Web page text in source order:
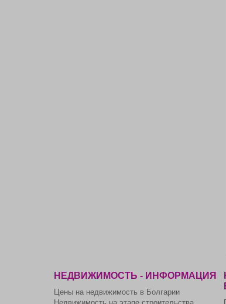
НЕДВИЖИМОСТЬ - ИНФОРМАЦИЯ
Цены на недвижимость в Болгарии